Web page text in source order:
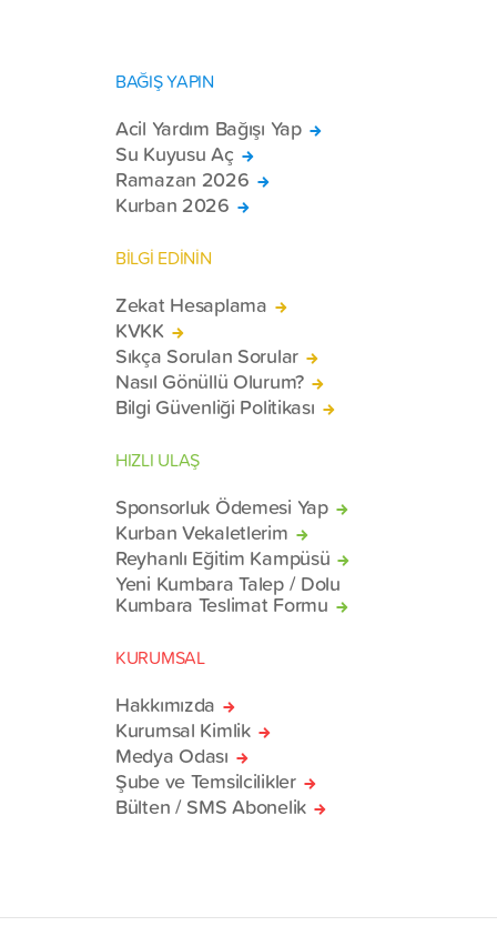
BAĞIŞ YAPIN
Acil Yardım Bağışı Yap
Su Kuyusu Aç
Ramazan 2026
Kurban 2026
BİLGİ EDİNİN
Zekat Hesaplama
KVKK
Sıkça Sorulan Sorular
Nasıl Gönüllü Olurum?
Bilgi Güvenliği Politikası
HIZLI ULAŞ
Sponsorluk Ödemesi Yap
Kurban Vekaletlerim
Reyhanlı Eğitim Kampüsü
Yeni Kumbara Talep / Dolu
Kumbara Teslimat Formu
KURUMSAL
Hakkımızda
Kurumsal Kimlik
Medya Odası
Şube ve Temsilcilikler
Bülten / SMS Abonelik